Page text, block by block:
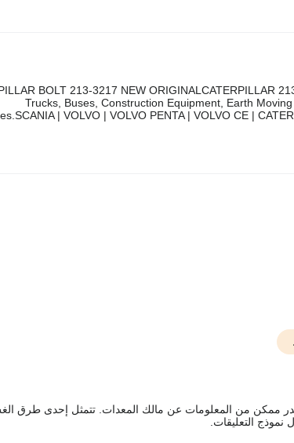
BOLT 213-3217 NEW ORIGINALCATERPILLAR
Trucks, Buses, Construction Equipment, Earth
| VOLVO | VOLVO PENTA | VOLVO CE |
ممكن من المعلومات عن مالك المعدات. تتمثل إحدى طرق
التعليقات.